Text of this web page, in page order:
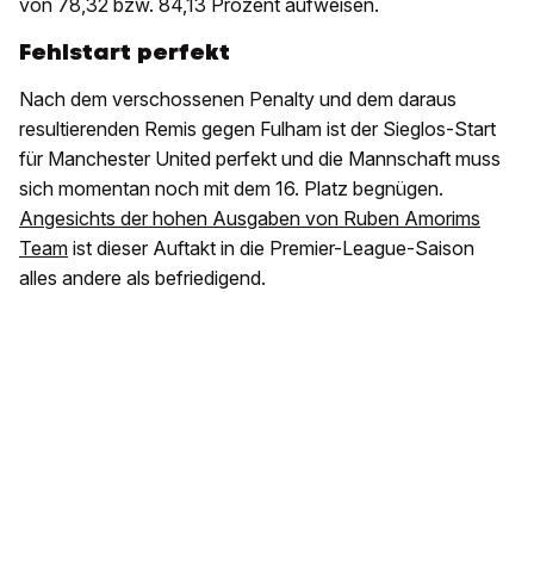
Fehlstart perfekt
Nach dem verschossenen Penalty und dem daraus
resultierenden Remis gegen Fulham ist der Sieglos-Start
für Manchester United perfekt und die Mannschaft muss
sich momentan noch mit dem 16. Platz begnügen.
Angesichts der hohen Ausgaben von Ruben Amorims
Team ist dieser Auftakt in die Premier-League-Saison
alles andere als befriedigend.